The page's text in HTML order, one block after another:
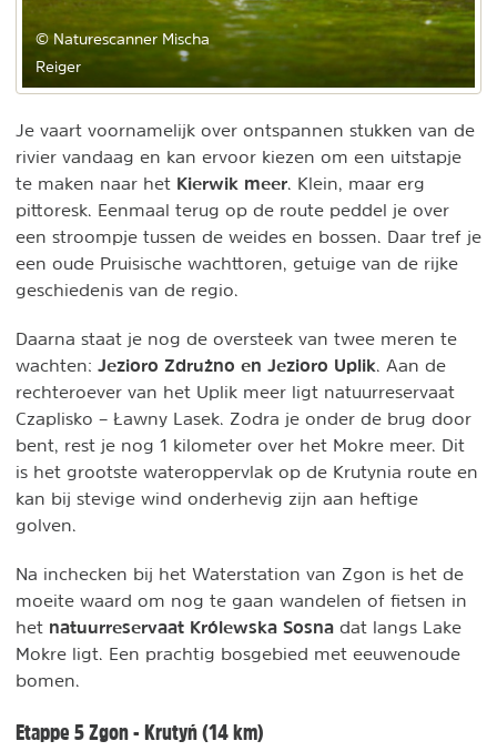
© Naturescanner Mischa
Reiger
Je vaart voornamelijk over ontspannen stukken van de
rivier vandaag en kan ervoor kiezen om een uitstapje
te maken naar het Kierwik meer. Klein, maar erg
pittoresk. Eenmaal terug op de route peddel je over
een stroompje tussen de weides en bossen. Daar tref je
een oude Pruisische wachttoren, getuige van de rijke
geschiedenis van de regio.
Daarna staat je nog de oversteek van twee meren te
wachten: Jezioro Zdrużno en Jezioro Uplik. Aan de
rechteroever van het Uplik meer ligt natuurreservaat
Czaplisko – Ławny Lasek. Zodra je onder de brug door
bent, rest je nog 1 kilometer over het Mokre meer. Dit
is het grootste wateroppervlak op de Krutynia route en
kan bij stevige wind onderhevig zijn aan heftige
golven.
Na inchecken bij het Waterstation van Zgon is het de
moeite waard om nog te gaan wandelen of fietsen in
het natuurreservaat Królewska Sosna dat langs Lake
Mokre ligt. Een prachtig bosgebied met eeuwenoude
bomen.
Etappe 5 Zgon - Krutyń (14 km)